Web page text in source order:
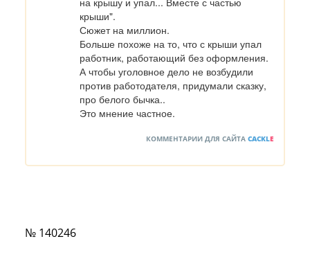
крыши".
Сюжет на миллион.
Больше похоже на то, что с крыши упал
работник, работающий без оформления.
А чтобы уголовное дело не возбудили
против работодателя, придумали сказку,
про белого бычка..
Это мнение частное.
КОММЕНТАРИИ ДЛЯ САЙТА CACKLE
№ 140246